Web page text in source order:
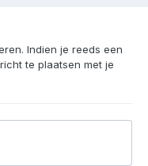
Indien je reeds een
te plaatsen met je